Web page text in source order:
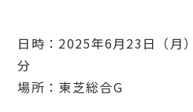
日時：2025年6月23日（
分
場所：東芝総合G